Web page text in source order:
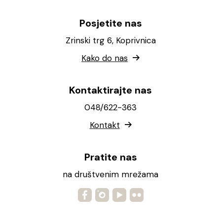
Posjetite nas
Zrinski trg 6, Koprivnica
Kako do nas
Kontaktirajte nas
048/622-363
Kontakt
Pratite nas
na društvenim mrežama